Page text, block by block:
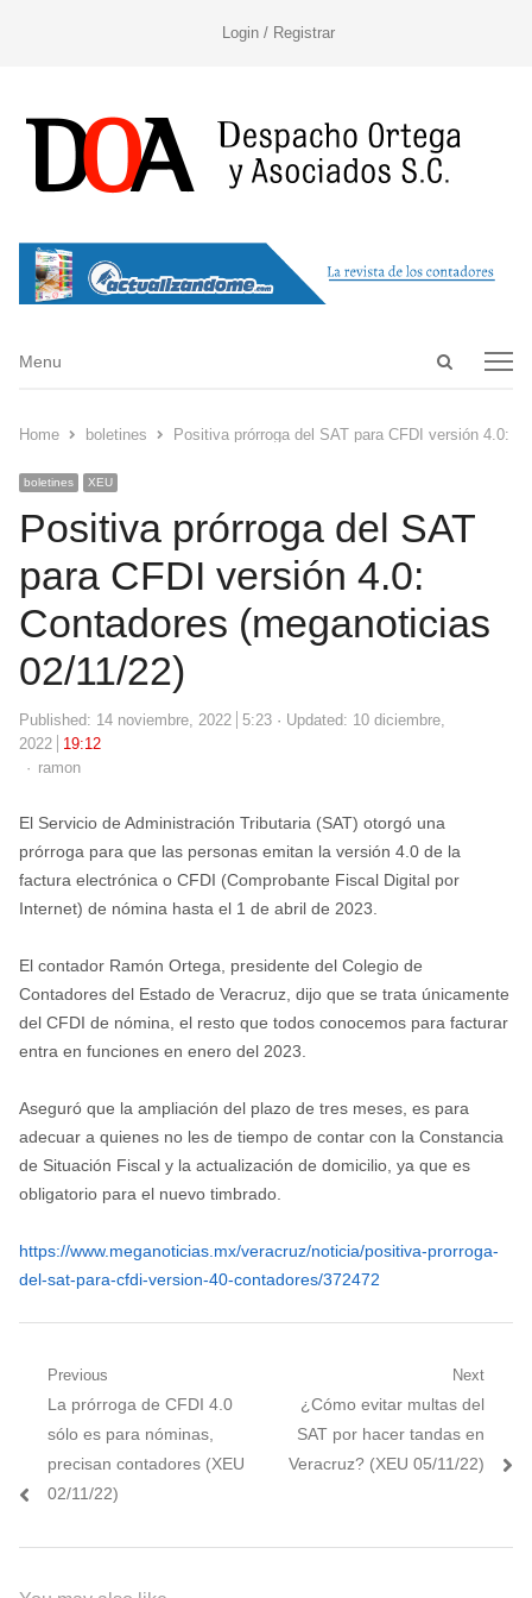
Login / Registrar
Open
Menu
Menu
Home boletines Positiva prórroga del SAT para CFDI versión 4.0:
boletines XEU
Positiva prórroga del SAT
para CFDI versión 4.0:
Contadores (meganoticias
02/11/22)
Published: 14 noviembre, 2022 5:23
Updated: 10 diciembre,
2022
19:12
Author
ramon
El Servicio de Administración Tributaria (SAT) otorgó una
prórroga para que las personas emitan la versión 4.0 de la
factura electrónica o CFDI (Comprobante Fiscal Digital por
Internet) de nómina hasta el 1 de abril de 2023.
El contador Ramón Ortega, presidente del Colegio de
Contadores del Estado de Veracruz, dijo que se trata únicamente
del CFDI de nómina, el resto que todos conocemos para facturar
entra en funciones en enero del 2023.
Aseguró que la ampliación del plazo de tres meses, es para
adecuar a quienes no les de tiempo de contar con la Constancia
de Situación Fiscal y la actualización de domicilio, ya que es
obligatorio para el nuevo timbrado.
https://www.meganoticias.mx/veracruz/noticia/positiva-prorroga-
del-sat-para-cfdi-version-40-contadores/372472
Navegación
entradas
Previous
Previous
post:
La prórroga de CFDI 4.0
sólo es para nóminas,
precisan contadores (XEU
02/11/22)
Next
Next
post:
¿Cómo evitar multas del
SAT por hacer tandas en
Veracruz? (XEU 05/11/22)